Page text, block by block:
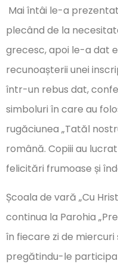
Mai întâi le-a
plecând de la
grecesc, apoi le-a dat
recunoașterii unei
într-un rebus dat,
simboluri în care au
rugăciunea „Tatăl
română. Copiii au
felicitări frumoase și
Școala de vară „Cu
continua la Parohia
în fiecare zi de miercuri
pregătindu-le